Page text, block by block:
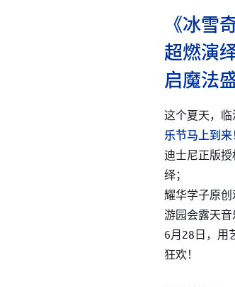
《冰雪
超燃演
启魔法
这个夏天，临
乐节马上到来
迪士尼正版
绎；
耀华学子原创
游园会露天音
6月28日，用
狂欢！